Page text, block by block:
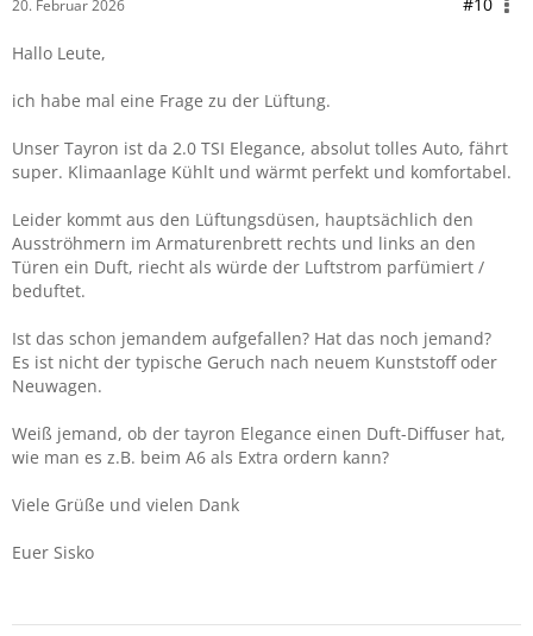
20. Februar 2026
Hallo Leute,
ich habe mal eine Frage zu der Lüftung.
Unser Tayron ist da 2.0 TSI Elegance, absolut tolles Auto, fährt
super. Klimaanlage Kühlt und wärmt perfekt und komfortabel.
Leider kommt aus den Lüftungsdüsen, hauptsächlich den
Ausströhmern im Armaturenbrett rechts und links an den
Türen ein Duft, riecht als würde der Luftstrom parfümiert /
beduftet.
Ist das schon jemandem aufgefallen? Hat das noch jemand?
Es ist nicht der typische Geruch nach neuem Kunststoff oder
Neuwagen.
Weiß jemand, ob der tayron Elegance einen Duft-Diffuser hat,
wie man es z.B. beim A6 als Extra ordern kann?
Viele Grüße und vielen Dank
Euer Sisko